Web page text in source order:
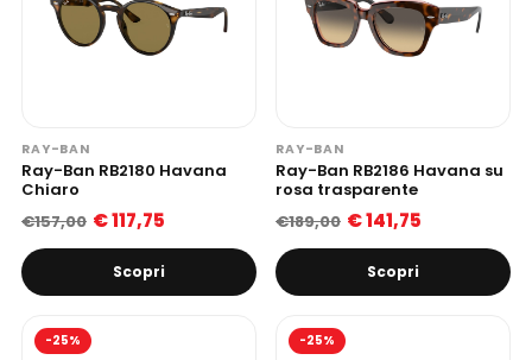
RAY-BAN
Ray-Ban RB2180 Havana
Chiaro
€157,00 € 117,75
Scopri
RAY-BAN
Ray-Ban RB2186 Havana su
rosa trasparente
€189,00 € 141,75
Scopri
-25% -25%